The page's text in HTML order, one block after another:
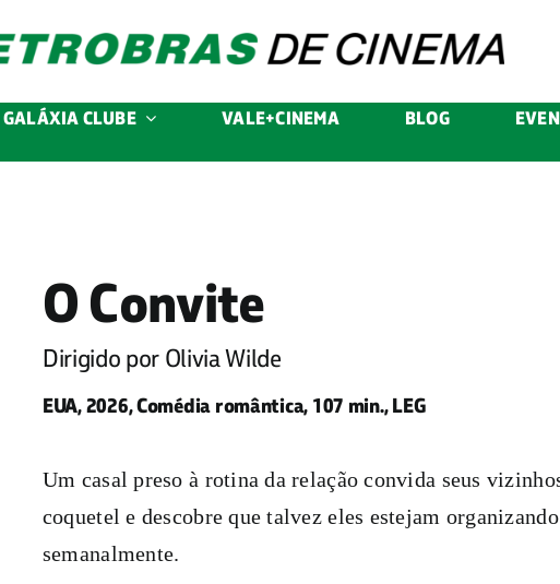
GALÁXIA CLUBE VALE+CINEMA BLOG
O Convite
Dirigido por Olivia Wilde
EUA, 2026, Comédia romântica, 107 min., LEG
Um casal preso à rotina da relação convida seus
coquetel e descobre que talvez eles estejam
semanalmente.